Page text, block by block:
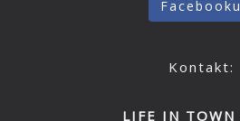
Facebooku
Kontakt:
LIFE IN TOWN